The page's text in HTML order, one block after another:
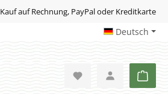
Kauf auf Rechnung, PayPal oder Kreditkarte
Deutsch